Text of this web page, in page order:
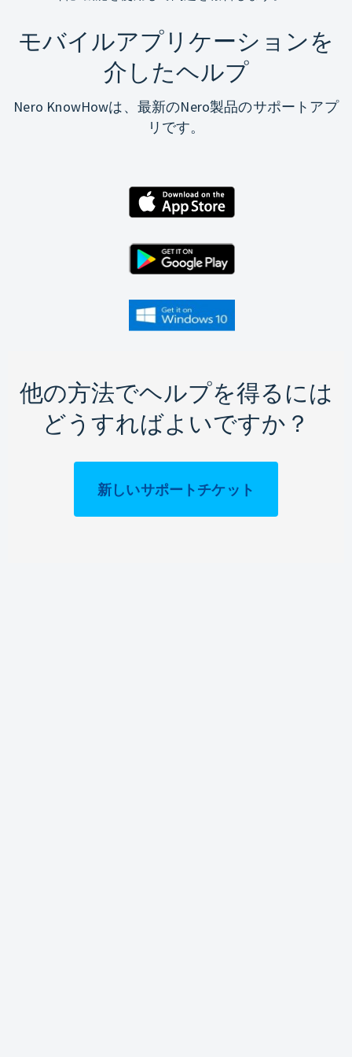
モバイルアプリケーションを
介したヘルプ
Nero KnowHowは、最新のNero製品のサポートアプ
リです。
他の方法でヘルプを得るには
どうすればよいですか？
新しいサポートチケット